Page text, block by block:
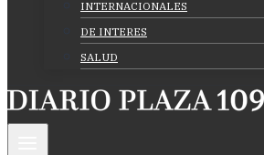
INTERNACIONALES
DE INTERES
SALUD